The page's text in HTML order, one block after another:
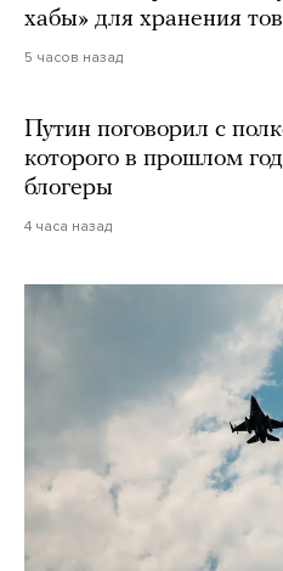
хабы» для хранения
5 часов назад
Путин поговорил с
которого в прошлом
блогеры
4 часа назад